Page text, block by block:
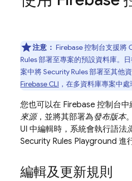
注意： Firebase控制台支援將
Rules部署至專案的預設資料庫。
案中將Security Rules部署至其他
Firebase CLI ，在多資料庫專案中處
您也可以在 Firebase 控制台中
來源，並將其部署為發布版本
UI 中編輯時，系統會執行語法
Security Rules Playground 進
編輯及更新規則